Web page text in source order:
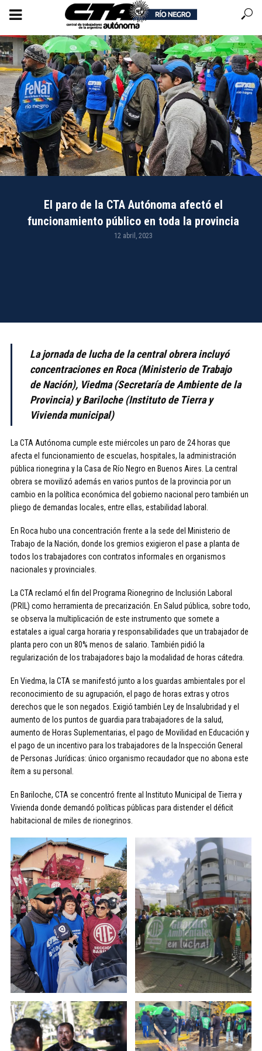
El paro de la CTA Autónoma afectó el
funcionamiento público en toda la provincia
12 abril, 2023
La jornada de lucha de la central obrera incluyó
concentraciones en Roca (Ministerio de Trabajo
de Nación), Viedma (Secretaría de Ambiente de la
Provincia) y Bariloche (Instituto de Tierra y
Vivienda municipal)
La CTA Autónoma cumple este miércoles un paro de 24 horas que
afecta el funcionamiento de escuelas, hospitales, la administración
pública rionegrina y la Casa de Río Negro en Buenos Aires. La central
obrera se movilizó además en varios puntos de la provincia por un
cambio en la política económica del gobierno nacional pero también un
pliego de demandas locales, entre ellas, estabilidad laboral.
En Roca hubo una concentración frente a la sede del Ministerio de
Trabajo de la Nación, donde los gremios exigieron el pase a planta de
todos los trabajadores con contratos informales en organismos
nacionales y provinciales.
La CTA reclamó el fin del Programa Rionegrino de Inclusión Laboral
(PRIL) como herramienta de precarización. En Salud pública, sobre todo,
se observa la multiplicación de este instrumento que somete a
estatales a igual carga horaria y responsabilidades que un trabajador de
planta pero con un 80% menos de salario. También pidió la
regularización de los trabajadores bajo la modalidad de horas cátedra.
En Viedma, la CTA se manifestó junto a los guardas ambientales por el
reconocimiento de su agrupación, el pago de horas extras y otros
derechos que le son negados. Exigió también Ley de Insalubridad y el
aumento de los puntos de guardia para trabajadores de la salud,
aumento de Horas Suplementarias, el pago de Movilidad en Educación y
el pago de un incentivo para los trabajadores de la Inspección General
de Personas Jurídicas: único organismo recaudador que no abona este
ítem a su personal.
En Bariloche, CTA se concentró frente al Instituto Municipal de Tierra y
Vivienda donde demandó políticas públicas para distender el déficit
habitacional de miles de rionegrinos.